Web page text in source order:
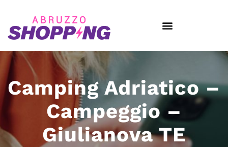
Camping Adriatico –
Campeggio –
Giulianova TE